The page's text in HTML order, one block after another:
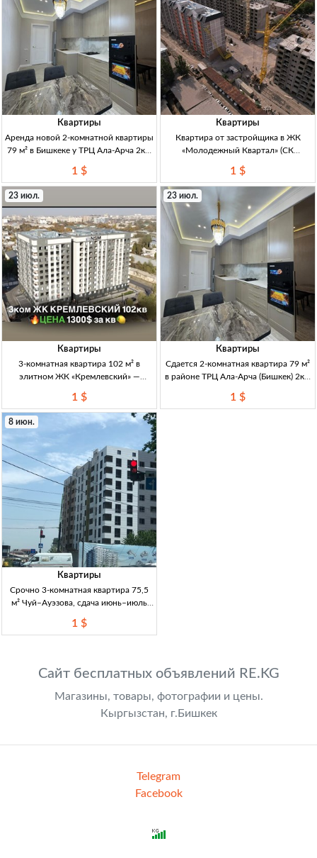
Квартиры
Аренда новой 2-комнатной квартиры
79 м² в Бишкеке у ТРЦ Ала-Арча 2кв,
новая планировка, меблир+быт.тех,
развитая инфра (ТРЦ Ала-Арч
1 $
Квартиры
Квартира от застройщика в ЖК
«Молодежный Квартал» (СК
Бишкек, новостройка ЖК
«Молодежный Квартал» (СК
«Делюр»), р-н гор. ГАИ, Карасаева/
Белорусская. 1-3 к
1 $
23 июл.
Квартиры
3-комнатная квартира 102 м² в
элитном ЖК «Кремлевский» —
102м², 11/12эт; ЖК «Кремлевский»,
Мед.Академия (Ахунбаева/Абая);
центр. комм., центр. отопл.; б
1 $
23 июл.
Квартиры
Сдается 2-комнатная квартира 79 м²
в районе ТРЦ Ала-Арча (Бишкек) 2кв,
быт.техн., район ТРЦ Ала-Арча
1 $
8 июн.
Квартиры
Срочно 3-комнатная квартира 75,5
м² Чуй–Ауэзова, сдача июнь–июль
Чуй–Ауэзова (Бишкек), сдача июнь-
1 $
Сайт бесплатных объявлений RE.KG
Магазины, товары, фотографии и цены.
Кыргызстан, г.Бишкек
Telegram
Facebook